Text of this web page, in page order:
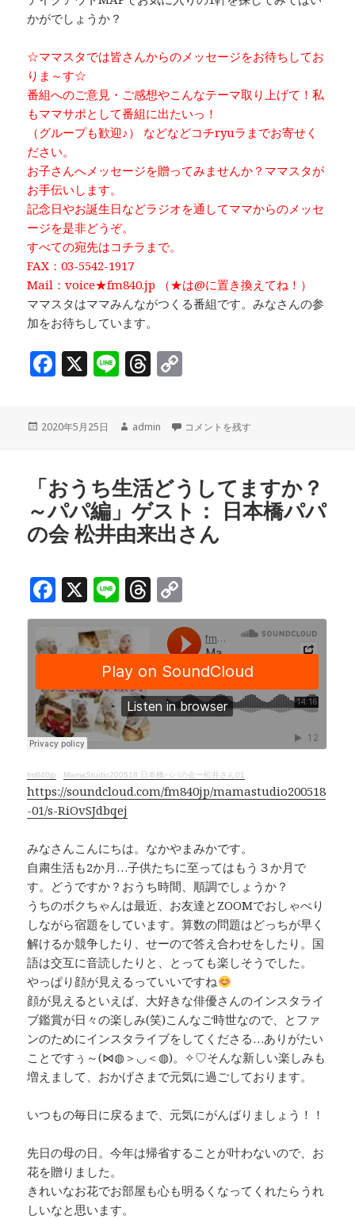
かがでしょうか？
☆ママスタでは皆さんからのメッセージをお待ちしてお
りま～す☆
番組へのご意見・ご感想やこんなテーマ取り上げて！私
もママサポとして番組に出たいっ！
（グループも歓迎♪） などなどコチryuラまでお寄せく
ださい。
お子さんへメッセージを贈ってみませんか？ママスタが
お手伝いします。
記念日やお誕生日などラジオを通してママからのメッセ
ージを是非どうぞ。
すべての宛先はコチラまで。
FAX：03-5542-1917
Mail：voice★fm840.jp （★は@に置き換えてね！）
ママスタはママみんながつくる番組です。みなさんの参
加をお待ちしています。
F
c
e
o
o
k
X Li
e
T
r
e
d
s
y
n
k
投
2020年5月25日
作
admin 「おうち生活どうしてますか？～おい
コメントを残す
「おうち生活どうしてますか？
～パパ編」ゲスト： 日本橋パパ
の会 松井由来出さん
F
a
c
e
b
o
o
k
X Li
n
e
T
h
e
a
d
s
o
p
y
Li
n
k
fm840jp · MamaStudio200518 日本橋パパの会ー松井さん01
https://soundcloud.com/fm840jp/mamastudio200518
-01/s-RiOvSJdbqej
みなさんこんにちは。なかやまみかです。
自粛生活も2か月…子供たちに至ってはもう３か月で
す。どうですか？おうち時間、順調でしょうか？
うちのボクちゃんは最近、お友達とZOOMでおしゃべり
しながら宿題をしています。算数の問題はどっちが早く
解けるか競争したり、せーので答え合わせをしたり。国
語は交互に音読したりと、とっても楽しそうでした。
やっぱり顔が見えるっていいですね
顔が見えるといえば、大好きな俳優さんのインスタライ
ブ鑑賞が日々の楽しみ(笑)こんなご時世なので、とファ
ンのためにインスタライブをしてくださる…ありがたい
ことですぅ～(⋈◍＞◡＜◍)。✧♡そんな新しい楽しみも
増えまして、おかげさまで元気に過ごしております。
いつもの毎日に戻るまで、元気にがんばりましょう！！
先日の母の日。今年は帰省することが叶わないので、お
花を贈りました。
きれいなお花でお部屋も心も明るくなってくれたらうれ
しいなと思います。